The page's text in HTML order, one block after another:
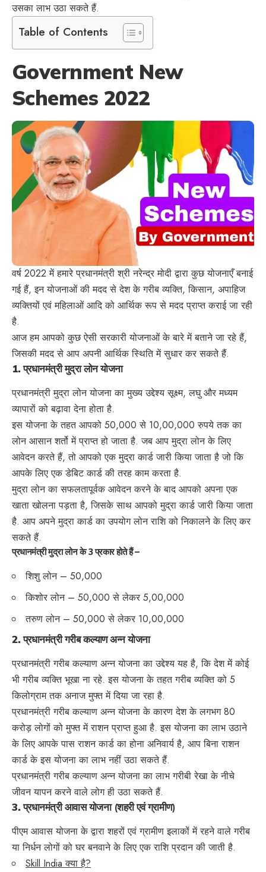
उसका लाभ उठा सकते हैं.
Table of Contents
Government New
Schemes 2022
वर्ष 2022 में हमारे प्रधानमंत्री श्री नरेन्द्र मोदी द्वारा कुछ योजनाएँ बनाई
गई हैं, इन योजनाओं की मदद से देश के गरीब व्यक्ति, किसान, अपाहिज
व्यक्तियों एवं महिलाओं आदि को आर्थिक रूप से मदद प्राप्त कराई जा रही
है.
आज हम आपको कुछ ऐसी सरकारी योजनाओं के बारे में बताने जा रहे हैं,
जिसकी मदद से आप अपनी आर्थिक स्थिति में सुधार कर सकते हैं.
1.प्रधानमंत्री मुद्रा लोन योजना
प्रधानमंत्री मुद्रा लोन योजना का मुख्य उद्देश्य सूक्ष्म, लघु और मध्यम
व्यापारों को बढ़ावा देना होता है.
इस योजना के तहत आपको 50,000 से 10,00,000 रुपये तक का
लोन आसान शर्तो में प्राप्त हो जाता है. जब आप मुद्रा लोन के लिए
आवेदन करते हैं, तो आपको एक मुद्रा कार्ड जारी किया जाता है जो कि
आपके लिए एक डेबिट कार्ड की तरह काम करता है.
मुद्रा लोन का सफलतापूर्वक आवेदन करने के बाद आपको अपना एक
खाता खोलना पड़ता है, जिसके साथ आपको मुद्रा कार्ड जारी किया जाता
है. आप अपने मुद्रा कार्ड का उपयोग लोन राशि को निकालने के लिए कर
सकते हैं.
प्रधानमंत्री मुद्रा लोन के 3 प्रकार होते हैं –
शिशु लोन – 50,000
किशोर लोन – 50,000 से लेकर 5,00,000
तरुण लोन – 50,000 से लेकर 10,00,000
2.प्रधानमंत्री गरीब कल्याण अन्न योजना
प्रधानमंत्री गरीब कल्याण अन्न योजना का उद्देश्य यह है, कि देश में कोई
भी गरीब व्यक्ति भूखा ना रहे. इस योजना के तहत गरीब व्यक्ति को 5
किलोग्राम तक अनाज मुफ्त में दिया जा रहा है.
प्रधानमंत्री गरीब कल्याण अन्न योजना के कारण देश के लगभग 80
करोड़ लोगों को मुफ्त में राशन प्राप्त हुआ है. इस योजना का लाभ उठाने
के लिए आपके पास राशन कार्ड का होना अनिवार्य है, आप बिना राशन
कार्ड के इस योजना का लाभ नहीं उठा सकते हैं.
प्रधानमंत्री गरीब कल्याण अन्न योजना का लाभ गरीबी रेखा के नीचे
जीवन यापन करने वाले लोग ही उठा सकते हैं.
3.प्रधानमंत्री आवास योजना (शहरी एवं ग्रामीण)
पीएम आवास योजना के द्वारा शहरों एवं ग्रामीण इलाकों में रहने वाले गरीब
या निर्धन लोगों को घर बनवाने के लिए एक राशि प्रदान की जाती है.
Skill India क्या है?